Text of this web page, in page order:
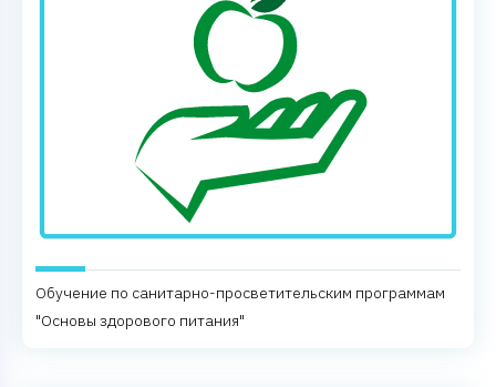
Обучение по санитарно-просветительским программам
"Основы здорового питания"